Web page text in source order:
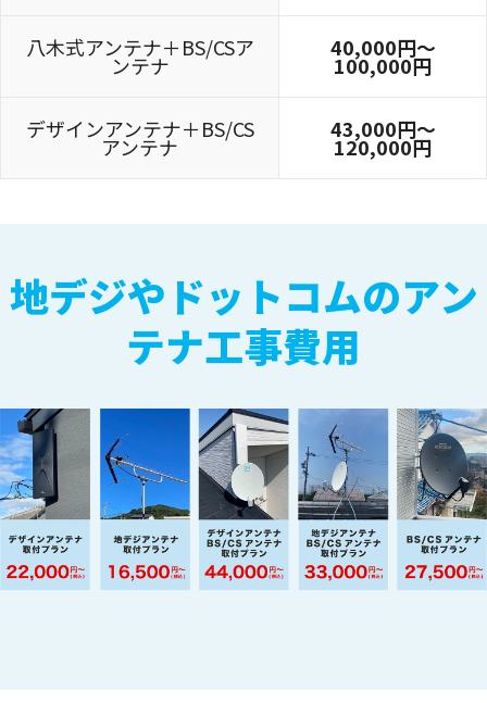
八木式アンテナ＋BS/CSア
ンテナ
40,000円～
100,000円
デザインアンテナ＋BS/CS
アンテナ
43,000円～
120,000円
地デジやドットコムのアン
テナ工事費用